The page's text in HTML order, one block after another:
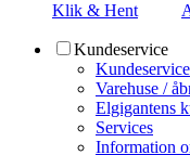
Klik & Hent
Kundeservice
Kundeservice
Varehuse /
Elgigantens
Services
Information